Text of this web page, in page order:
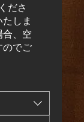
ださ
しま
、空
のでご